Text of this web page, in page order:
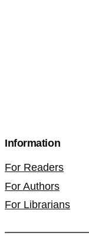
Information
For Readers
For Authors
For Librarians